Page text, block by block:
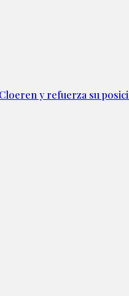
y refuerza su